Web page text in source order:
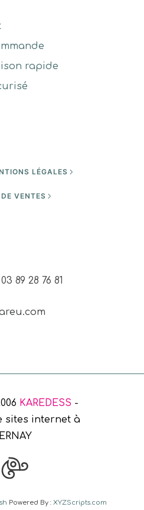
rapide
LÉGALES
VENTES
89 28 76 81
KAREDESS -
sites internet à
Powered By : XYZScripts.com